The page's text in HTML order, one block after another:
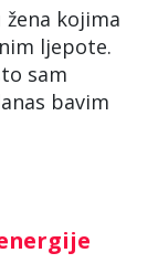
žena kojima
ljepote.
sam
bavim